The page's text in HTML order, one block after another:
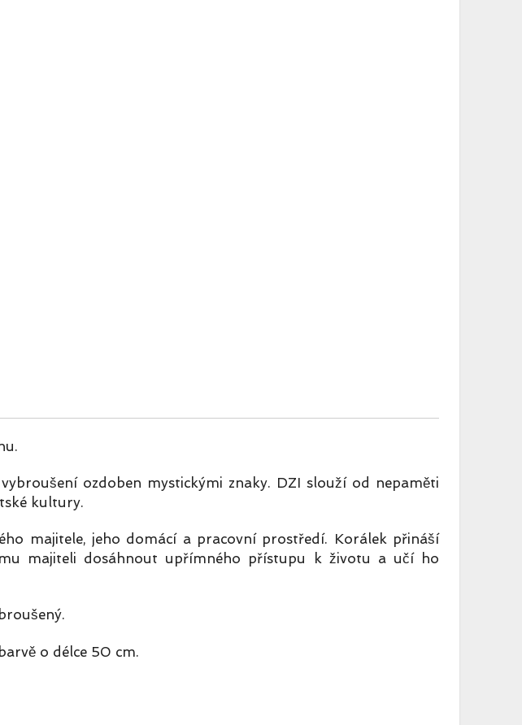
ozdoben mystickými znaky. DZI slouží od nepaměti
kultury.
majitele, jeho domácí a pracovní prostředí. Korálek přináší
majiteli dosáhnout upřímného přístupu k životu a učí ho
o délce 50 cm.